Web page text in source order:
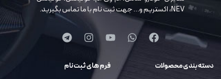
NEV، اکستریم و… جهت ثبت نام با ما تماس بگیرید.
دسته بندی محصولات فرم های ثبت نام